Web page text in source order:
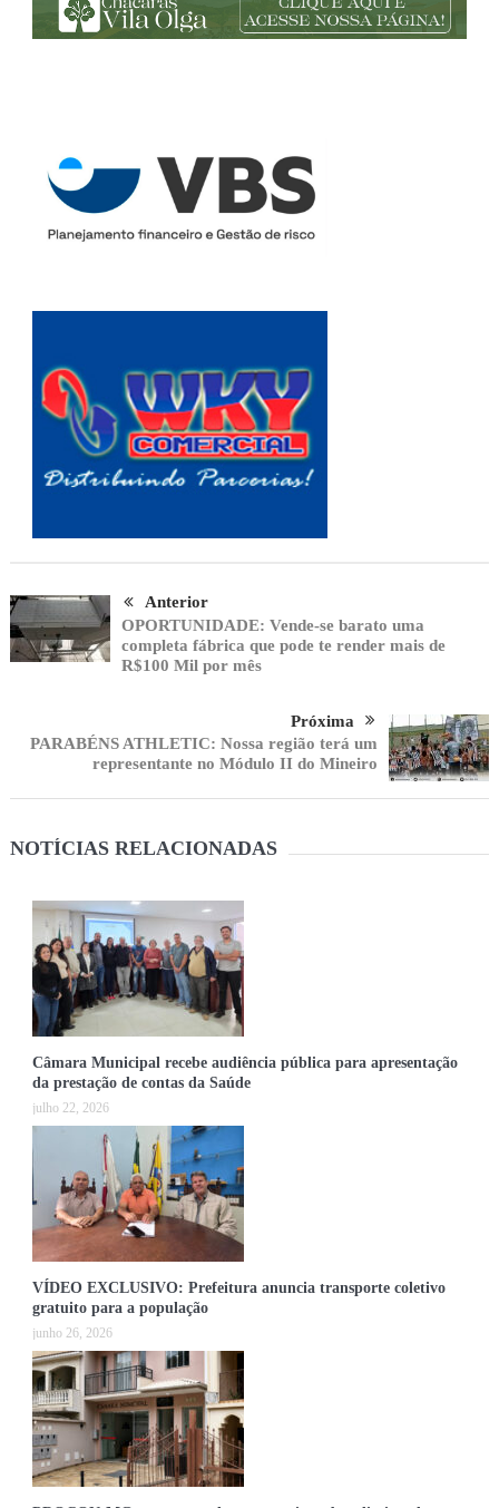
Anterior
OPORTUNIDADE: Vende-se barato uma
completa fábrica que pode te render mais de
R$100 Mil por mês
Próxima
PARABÉNS ATHLETIC: Nossa região terá um
representante no Módulo II do Mineiro
NOTÍCIAS RELACIONADAS
Câmara Municipal recebe audiência pública para apresentação
da prestação de contas da Saúde
julho 22, 2026
VÍDEO EXCLUSIVO: Prefeitura anuncia transporte coletivo
gratuito para a população
junho 26, 2026